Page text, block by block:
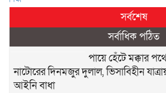
সর্বশেষ
সর্বাধিক পঠিত
পায়ে হেঁটে মক্কার
নাটোরের দিনমজুর দুলাল, ভিসাবিহীন
আইনি বাধা